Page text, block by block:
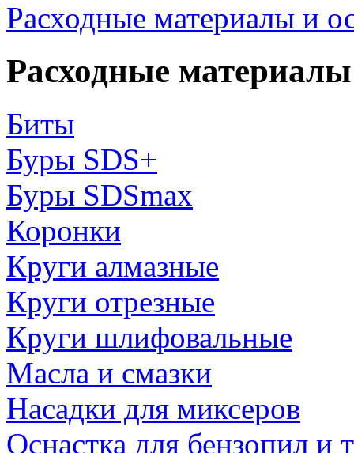
Расходные материалы и
Расходные
Биты
Буры SDS+
Буры SDSmax
Коронки
Круги алмазные
Круги отрезные
Круги шлифовальные
Масла и смазки
Насадки для миксеров
Оснастка для бензопил и